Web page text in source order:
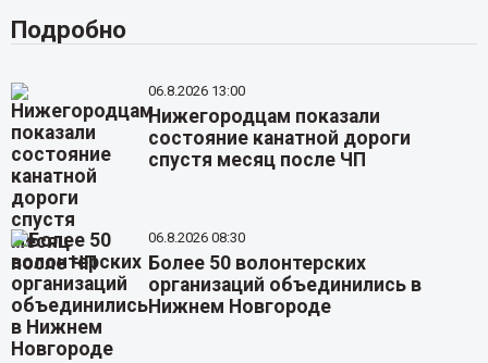
Подробно
06.8.2026 13:00
Нижегородцам показали
состояние канатной дороги
спустя месяц после ЧП
06.8.2026 08:30
Более 50 волонтерских
организаций объединились в
Нижнем Новгороде